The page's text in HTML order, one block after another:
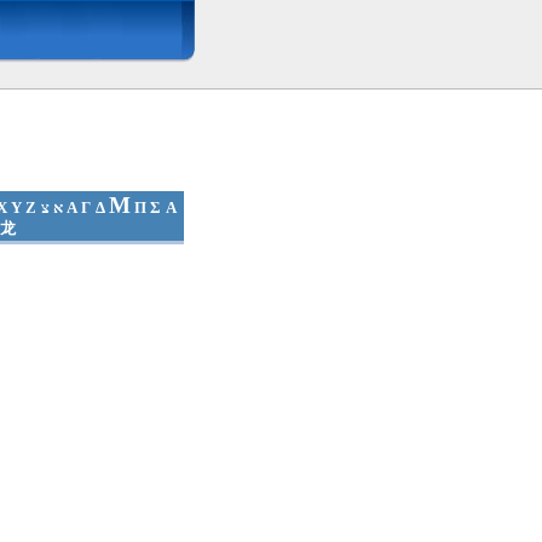
Y Z א צ Α Γ Δ Μ Π Σ А
龙